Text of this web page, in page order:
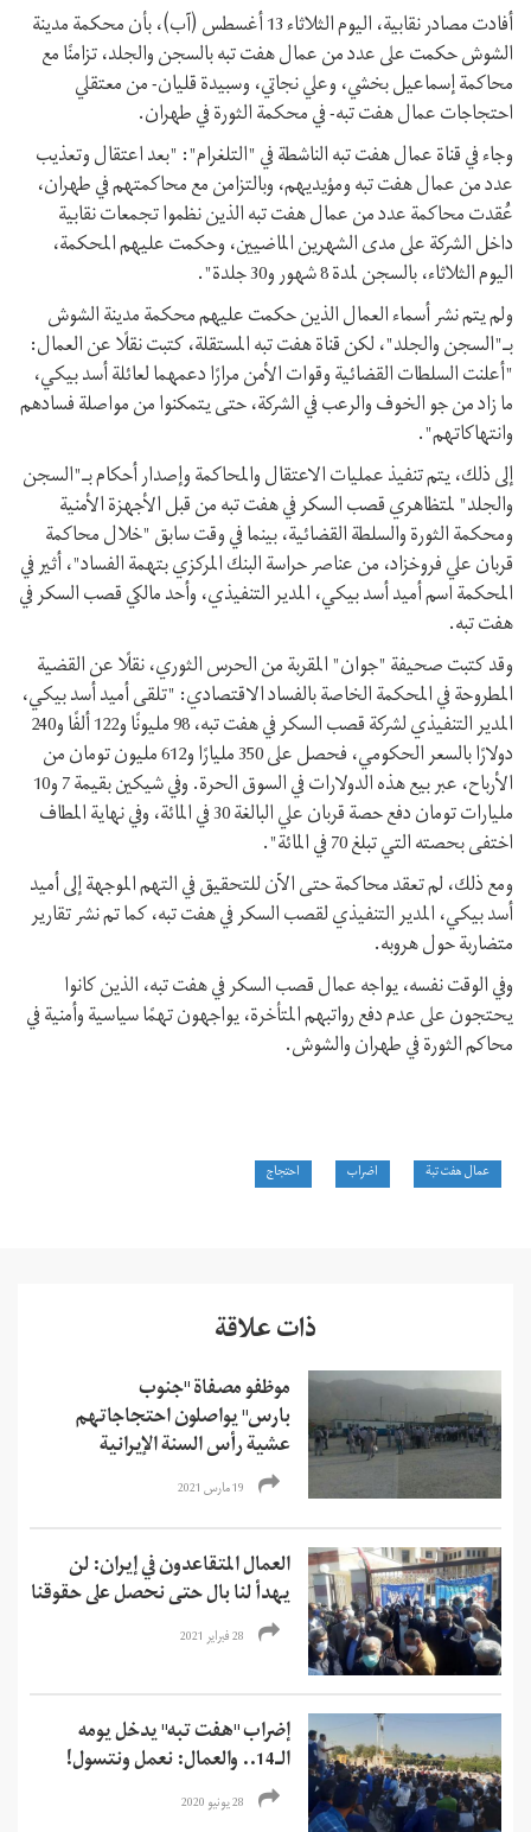
أفادت مصادر نقابية، اليوم الثلاثاء 13 أغسطس (آب)، بأن محكمة مدينة
الشوش حكمت على عدد من عمال هفت تبه بالسجن والجلد، تزامنًا مع
محاكمة إسماعيل بخشي، وعلي نجاتي، وسبيدة قليان- من معتقلي
احتجاجات عمال هفت تبه- في محکمة الثورة في طهران.
وجاء في قناة عمال هفت تبه الناشطة في "التلغرام": "بعد اعتقال وتعذيب
عدد من عمال هفت تبه ومؤيديهم، وبالتزامن مع محاكمتهم في طهران،
عُقدت محاکمة عدد من عمال هفت تبه الذين نظموا تجمعات نقابية
داخل الشرکة على مدى الشهرين الماضيين، وحکمت عليهم المحكمة،
اليوم الثلاثاء، بالسجن لمدة 8 شهور و30 جلدة".
ولم يتم نشر أسماء العمال الذين حكمت عليهم محکمة مدينة الشوش
بـ"السجن والجلد"، لكن قناة هفت تبه المستقلة، کتبت نقلًا عن العمال:
"أعلنت السلطات القضائية وقوات الأمن مرارًا دعمهما لعائلة أسد بيکي،
ما زاد من جو الخوف والرعب في الشرکة، حتى يتمكنوا من مواصلة فسادهم
وانتهاکاتهم".
إلى ذلك، يتم تنفيذ عمليات الاعتقال والمحاكمة وإصدار أحکام بـ"السجن
والجلد" لمتظاهري قصب السكر في هفت تبه من قبل الأجهزة الأمنية
ومحکمة الثورة والسلطة القضائية، بينما في وقت سابق "خلال محاكمة
قربان علي فروخزاد، من عناصر حراسة البنك المركزي بتهمة الفساد"، أثير في
المحکمة اسم أميد أسد بيکي، المدير التنفيذي، وأحد مالكي قصب السكر في
هفت تبه.
وقد کتبت صحيفة "جوان" المقربة من الحرس الثوري، نقلًا عن القضية
المطروحة في المحکمة الخاصة بالفساد الاقتصادي: "تلقى أميد أسد بيکي،
المدير التنفيذي لشرکة قصب السکر في هفت تبه، 98 مليونًا و122 ألفًا و240
دولارًا بالسعر الحکومي، فحصل على 350 مليارًا و612 مليون تومان من
الأرباح، عبر بيع هذه الدولارات في السوق الحرة. وفي شيکين بقيمة 7 و10
مليارات تومان دفع حصة قربان علي البالغة 30 في المائة، وفي نهاية المطاف
اختفى بحصته التي تبلغ 70 في المائة".
ومع ذلك، لم تعقد محاكمة حتى الآن للتحقيق في التهم الموجهة إلى أميد
أسد بيکي، المدير التنفيذي لقصب السكر في هفت تبه، کما تم نشر تقارير
متضاربة حول هروبه.
وفي الوقت نفسه، يواجه عمال قصب السكر في هفت تبه، الذين كانوا
يحتجون على عدم دفع رواتبهم المتأخرة، يواجهون تهمًا سياسية وأمنية في
محاکم الثورة في طهران والشوش.
عمال هفت تبة اضراب احتجاج
ذات علاقة
موظفو مصفاة "جنوب
بارس" يواصلون احتجاجاتهم
عشية رأس السنة الإيرانية
19 مارس 2021
العمال المتقاعدون في إيران: لن
يهدأ لنا بال حتى نحصل على حقوقنا
28 فبراير 2021
إضراب "هفت تبه" يدخل يومه
الـ14.. والعمال: نعمل ونتسول!
28 يونيو 2020